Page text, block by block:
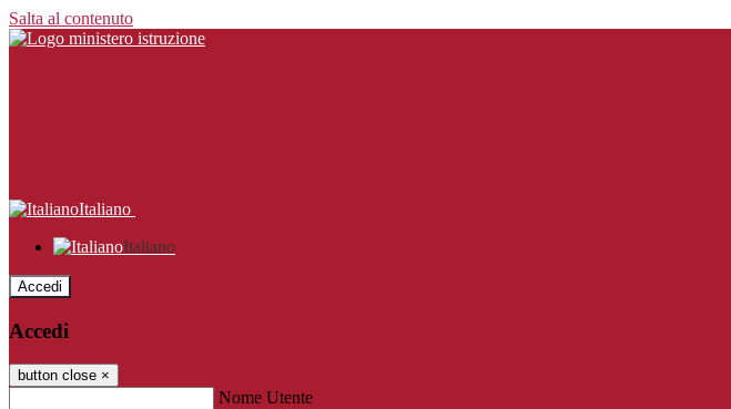
Salta al contenuto
Italiano
Italiano
Accedi
Accedi
button close ×
Nome Utente